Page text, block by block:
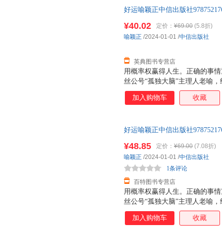
律。 只有理解了好运的配方，
起再造我们的“好运系统”。
好运喻颖正中信出版社
用概率权赢得人生。正确的事
丝公号“孤独大脑”主理人老喻
以概率权思维为核心，从“运气
己的一生中拥有财富、幸福和
¥40.02 定价： ¥69.00 (5.8折)
英典图书专营店
喻颖正 /2024-01-01 /中信出版社
加入购物车 收藏
好运喻颖正中信出版社
用概率权赢得人生。正确的事
丝公号“孤独大脑”主理人老喻
以概率权思维为核心，从“运气
己的一生中拥有财富、幸福和
¥48.85 定价： ¥69.00 (7.08折)
百特图书专营店
1条评论
喻颖正 /2024-01-01 /中信出版社
加入购物车 收藏